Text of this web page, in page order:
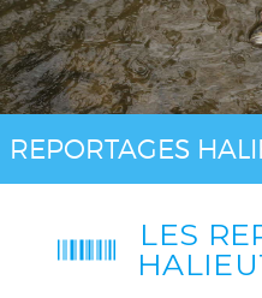
REPORTAGES
LES